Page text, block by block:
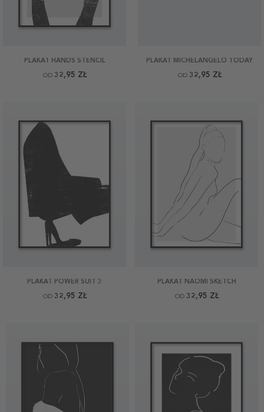
PLAKAT HANDS STENCIL
OD 32,95 ZŁ
PLAKAT MICHELANGELO TODAY
OD 32,95 ZŁ
PLAKAT POWER SUIT 3
OD 32,95 ZŁ
PLAKAT NAOMI SKETCH
OD 32,95 ZŁ